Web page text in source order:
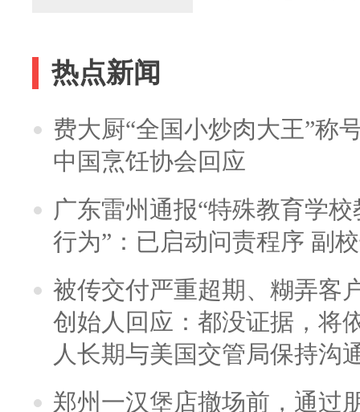
热点新闻
费大厨“全国小炒肉大王”称
中国烹饪协会回应
广东雷州通报“特殊教育学
行为”：已启动问责程序 副
被传交付严重超期、糊弄客
创始人回应：都没证据，将
人长期与美国交管局保持沟
郑州一汉堡店撤场前，通过